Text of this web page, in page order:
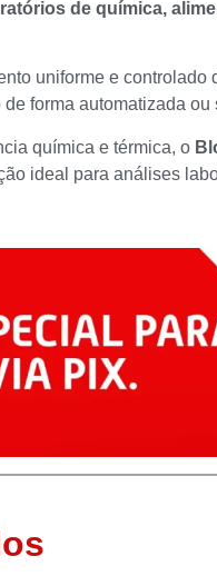
de química,
uniforme e
forma automatizada
química e térmica, o
ideal para análises